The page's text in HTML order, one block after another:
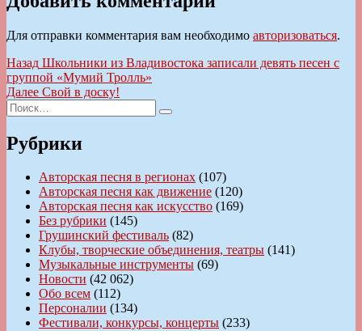
Для отправки комментария вам необходимо авторизоваться.
Навигация
по
записям
Назад Предыдущая
запись:
Школьники из Владивостока записали девять песен с
группой «Мумий Тролль»
Далее Следующая
Свой в доску!
Искать:
Поиск
Рубрики
Авторская песня в регионах (107)
Авторская песня как движение (120)
Авторская песня как искусство (169)
Без рубрики (145)
Грушинский фестиваль (82)
Клубы, творческие объединения, театры (141)
Музыкальные инструменты (69)
Новости (42 062)
Обо всем (112)
Персоналии (134)
Фестивали, конкурсы, концерты (233)